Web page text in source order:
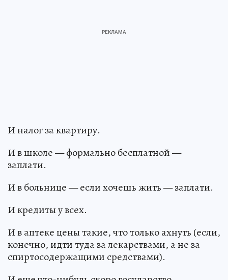
И налог за квартиру.
И в школе — формально бесплатной —
заплати.
И в больнице — если хочешь жить — заплати.
И кредиты у всех.
И в аптеке цены такие, что только ахнуть (если,
конечно, идти туда за лекарствами, а не за
спиртосодержащими средствами).